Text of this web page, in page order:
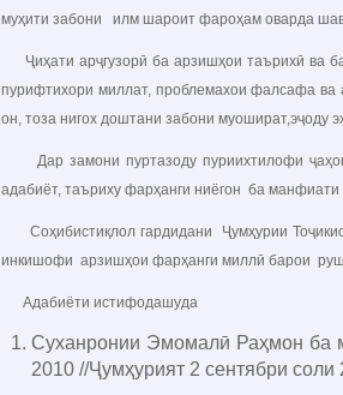
муҳити забони илм шароит фароҳам оварда
Ҷиҳати арҷгузорӣ ба арзишҳои таърихӣ ва
пурифтихори миллат, проблемахои фалсафа ва
он, тоза нигох доштани забони
Дар замони пуртазоду пуриихтилофи
адабиёт, таъриху фарҳанги ниёгон ба
Соҳибистиқлол гардидани Ҷумҳурии
инкишофи арзишҳои фарҳанги миллӣ барои
Адабиёти истифодашуда
Суханронии Эмомалӣ Раҳмон ба
2010 //Ҷумҳурият 2 сентябри